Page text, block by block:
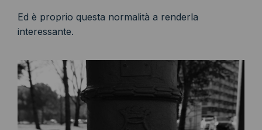
Ed è proprio questa normalità a renderla
interessante.